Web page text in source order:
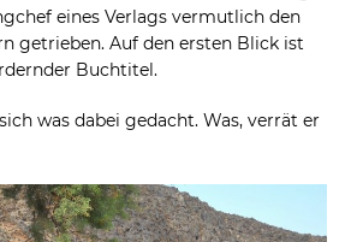
eines Verlags vermutlich den
getrieben. Auf den ersten Blick ist
Buchtitel.
was dabei gedacht. Was, verrät er